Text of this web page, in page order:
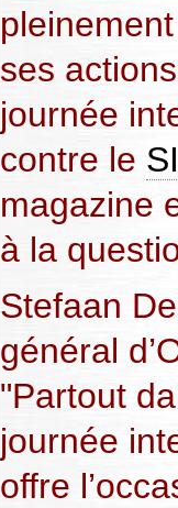
ses
journée
contre le
magazine
à la
Stefaan
général
"Partout
journée
offre